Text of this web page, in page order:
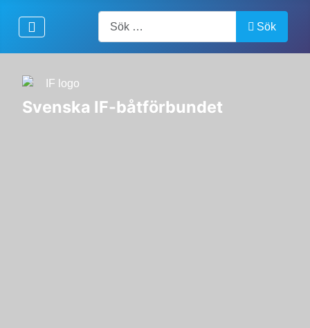
Sök
Svenska IF-båtförbundet